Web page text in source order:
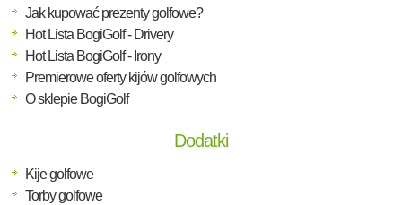
Jak kupować prezenty golfowe?
Hot Lista BogiGolf - Drivery
Hot Lista BogiGolf - Irony
Premierowe oferty kijów golfowych
O sklepie BogiGolf
Dodatki
Kije golfowe
Torby golfowe